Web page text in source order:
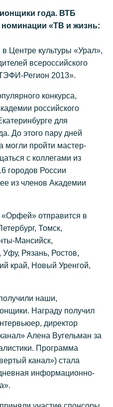
года. ВТБ
номинации «ТВ и жизнь:
Центре культуры «Урал»,
всероссийского
Регион 2013».
конкурса,
российского
для
До этого пару дней
могли пройти мастер-
с коллегами из
городов России
из членов Академии
«Орфей» отправится в
Томск,
Мансийск,
Рязань, Ростов,
край, Новый Уренгой,
наши,
Награду получил
директор
Алена Вугельман за
Программа
канал») стала
информационно-